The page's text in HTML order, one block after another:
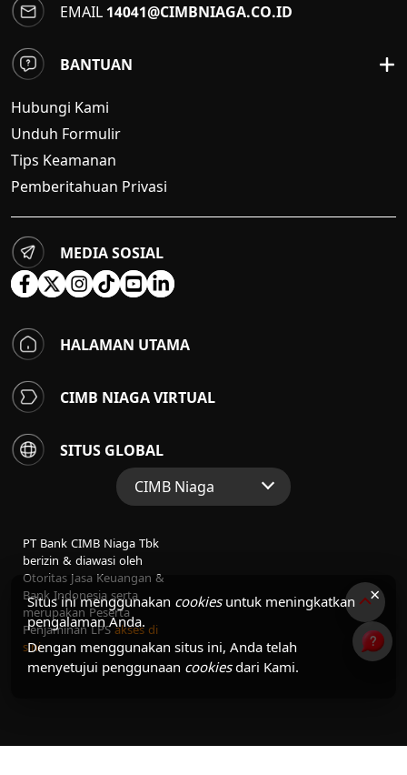
×
Situs ini menggunakan cookiesuntuk meningkatkan
pengalaman Anda.
Dengan menggunakan situs ini, Anda telah
menyetujui penggunaan cookiesdari Kami.
EMAIL 14041@CIMBNIAGA.CO.ID
BANTUAN
Hubungi Kami
Unduh Formulir
Tips Keamanan
Pemberitahuan Privasi
MEDIA SOSIAL
HALAMAN UTAMA
CIMB NIAGA VIRTUAL
SITUS GLOBAL
CIMB Niaga
Perbankan Konsumen
Perbankan Syariah
PT Bank CIMB Niaga Tbk
berizin & diawasi oleh
Otoritas Jasa Keuangan &
Bank Indonesia serta
merupakan Peserta
Penjaminan LPSakses di
sini